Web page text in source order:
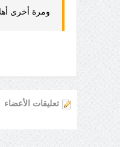
ومرة أخرى
تعليقات الأعضاء